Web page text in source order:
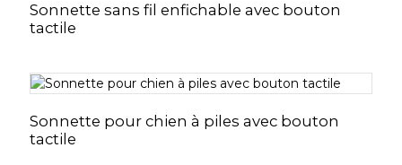
Sonnette sans fil enfichable avec bouton
tactile
Sonnette pour chien à piles avec bouton
tactile